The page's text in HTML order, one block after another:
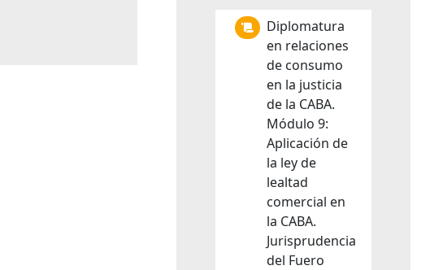
Diplomatura
en relaciones
de consumo
en la justicia
de la CABA.
Módulo 9:
Aplicación de
la ley de
lealtad
comercial en
la CABA.
Jurisprudencia
del Fuero